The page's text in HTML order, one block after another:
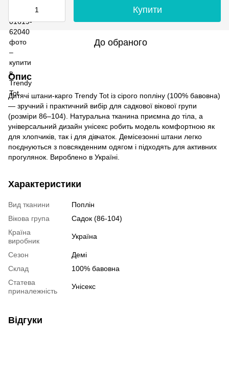
Купити
До обраного
Опис
Дитячі штани-карго Trendy Tot із сірого попліну (100% бавовна)
— зручний і практичний вибір для садкової вікової групи
(розміри 86–104). Натуральна тканина приємна до тіла, а
універсальний дизайн унісекс робить модель комфортною як
для хлопчиків, так і для дівчаток. Демісезонні штани легко
поєднуються з повсякденним одягом і підходять для активних
прогулянок. Вироблено в Україні.
Характеристики
Вид тканини
Поплін
Вікова група
Садок (86-104)
Країна
виробник
Україна
Сезон
Демі
Склад
100% бавовна
Статева
приналежність
Унісекс
Відгуки